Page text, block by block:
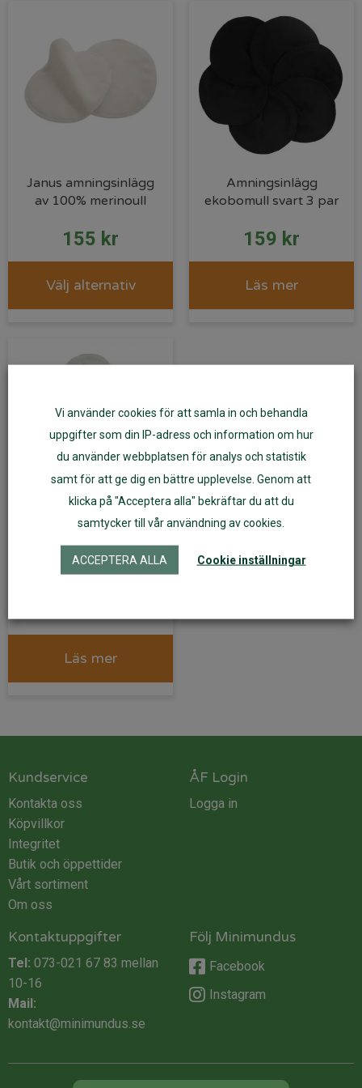
Janus amningsinlägg
av 100% merinoull
155 kr
Välj alternativ
Amningsinlägg
ekobomull svart 3 par
159 kr
Läs mer
Amningsinlägg
bomullsflanell oblekt 3
par
Läs mer
Kundservice
Kontakta oss
Köpvillkor
Integritet
Butik och öppettider
Vårt sortiment
Om oss
ÅF Login
Logga in
Kontaktuppgifter
Tel: 073-021 67 83 mellan
10-16
Mail:
kontakt@minimundus.se
Följ Minimundus
Facebook
Instagram
Vi använder cookies för att samla in och behandla
uppgifter som din IP-adress och information om hur
du använder webbplatsen för analys och statistik
samt för att ge dig en bättre upplevelse. Genom att
klicka på "Acceptera alla" bekräftar du att du
samtycker till vår användning av cookies.
ACCEPTERA ALLA Cookie inställningar